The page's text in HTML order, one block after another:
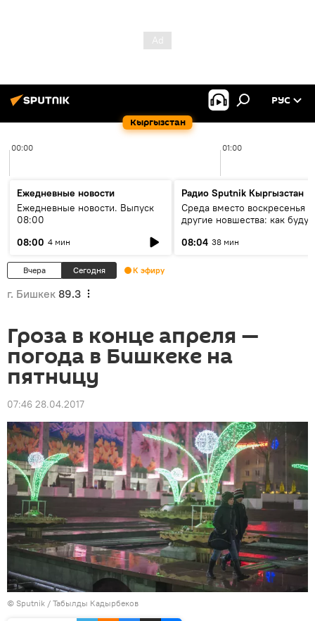
Кыргызстан
РУС
00:00 01:00
Ежедневные новости
Ежедневные новости. Выпуск
08:00
08:00 4 мин
Радио Sputnik Кыргызстан
Среда вместо воскресенья и
другие новшества: как будут
08:04 38 мин
Вчера Сегодня К эфиру
г. Бишкек 89.3
Гроза в конце апреля —
погода в Бишкеке на
пятницу
07:46 28.04.2017
© Sputnik / Табылды Кадырбеков